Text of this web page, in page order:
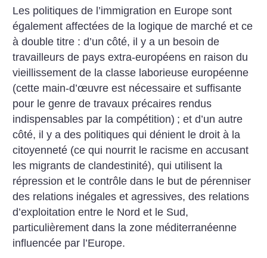
Les politiques de l’immigration en Europe sont
également affectées de la logique de marché et ce
à double titre : d’un côté, il y a un besoin de
travailleurs de pays extra-européens en raison du
vieillissement de la classe laborieuse européenne
(cette main-d’œuvre est nécessaire et suffisante
pour le genre de travaux précaires rendus
indispensables par la compétition) ; et d’un autre
côté, il y a des politiques qui dénient le droit à la
citoyenneté (ce qui nourrit le racisme en accusant
les migrants de clandestinité), qui utilisent la
répression et le contrôle dans le but de pérenniser
des relations inégales et agressives, des relations
d’exploitation entre le Nord et le Sud,
particulièrement dans la zone méditerranéenne
influencée par l’Europe.